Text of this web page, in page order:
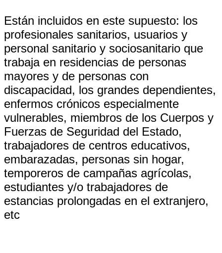
Están incluidos en este supuesto: los
profesionales sanitarios, usuarios y
personal sanitario y sociosanitario que
trabaja en residencias de personas
mayores y de personas con
discapacidad, los grandes dependientes,
enfermos crónicos especialmente
vulnerables, miembros de los Cuerpos y
Fuerzas de Seguridad del Estado,
trabajadores de centros educativos,
embarazadas, personas sin hogar,
temporeros de campañas agrícolas,
estudiantes y/o trabajadores de
estancias prolongadas en el extranjero,
etc